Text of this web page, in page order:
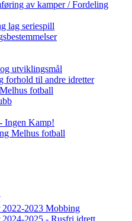
av kamper / Fordeling
lag seriespill
utviklingsmål
forhold til andre idretter
fotball
Ingen Kamp!
Melhus fotball
2022-2023 Mobbing
2024-2025 - Rusfri idrett